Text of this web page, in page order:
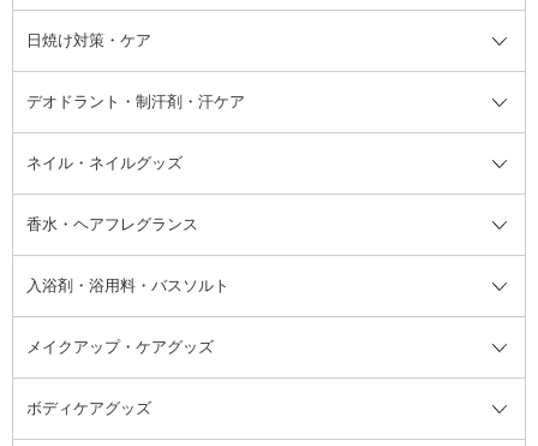
フェイスオイル・バーム
ブースター・導入液
洗い流すパック・マスク
リップクリーム・リップケア
顔用マッサージ料
フェイスパウダー
アイシャドウ
アイブロウ・眉マスカラ
チーク
ハイライト・シェーディング
ボディケア
レッグ・フットケア
バストケア
ネイルケア
脱毛・除毛ケア
シャンプー・ヘアケア・ヘアスタ
イリング全て
洗い流さないトリートメント
ヘアスタイリング剤
頭皮ケア・育毛剤
その他シャンプー・ヘアケア・ヘ
アスタイリング
日焼け対策・ケア
日焼け対策・ケア全て
サンオイル・タンニング
その他日焼け対策・UVケア
デオドラント・制汗剤・汗ケア
デオドラント・制汗剤・汗ケア全
て
フット用デオドラント・制汗剤・
汗ケア
ネイル・ネイルグッズ
ネイル・ネイルグッズ全て
ジェルネイル
リムーバー・除光液
香水・ヘアフレグランス
香水・ヘアフレグランス全て
フレグランスミスト
その他香水・ヘアフレグランス
入浴剤・浴用料・バスソルト
入浴剤・浴用料・バスソルト全て
バスソルト
メイクアップ・ケアグッズ
メイクアップ・ケアグッズ全て
ボディケアグッズ